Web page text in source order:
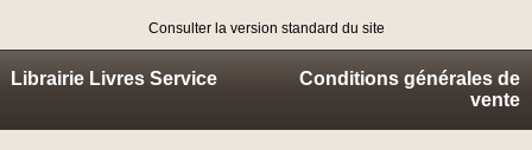
Consulter la version standard du site
Librairie Livres Service
Conditions générales de
vente